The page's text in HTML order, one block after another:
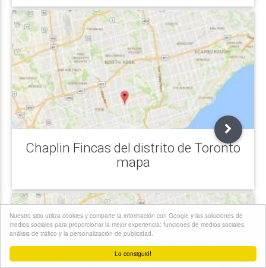
Lo consiguió!
Nuestro sitio utiliza cookies y comparte la información con Google y las soluciones de
medios sociales para proporcionar la mejor experiencia: funciones de medios sociales,
análisis de tráfico y la personalización de publicidad.
Chaplin Fincas del distrito de Toronto
mapa